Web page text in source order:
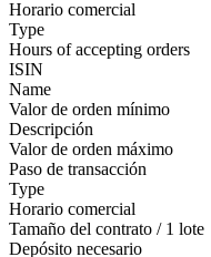
Horario comercial
Type
Hours of accepting orders
ISIN
Name
Valor de orden mínimo
Descripción
Valor de orden máximo
Paso de transacción
Type
Horario comercial
Tamaño del contrato / 1 lote
Depósito necesario